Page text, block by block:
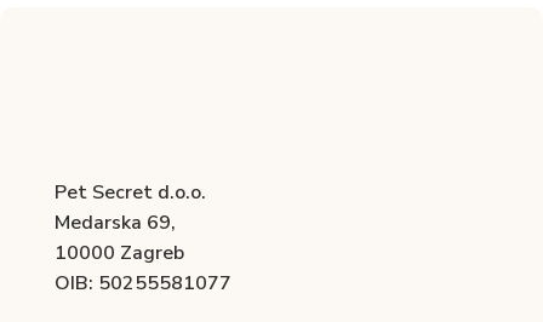
Pet Secret d.o.o.
Medarska 69,
10000 Zagreb
OIB: 50255581077